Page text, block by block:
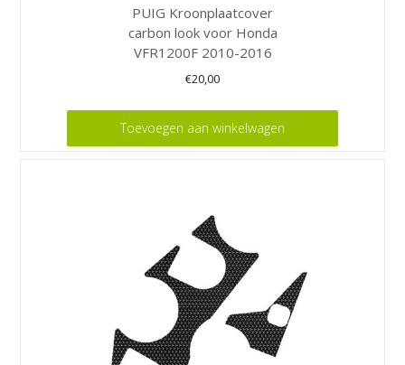
PUIG Kroonplaatcover
carbon look voor Honda
VFR1200F 2010-2016
€20,00
Toevoegen aan winkelwagen